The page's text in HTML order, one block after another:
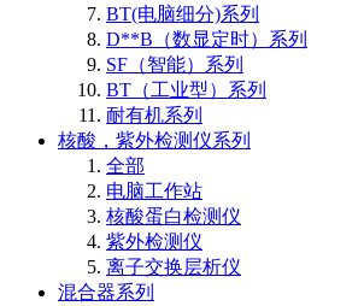
BT(电脑细分)系列
D**B（数显定时）系列
SF（智能）系列
BT（工业型）系列
耐有机系列
核酸，紫外检测仪系列
全部
电脑工作站
核酸蛋白检测仪
紫外检测仪
离子交换层析仪
混合器系列